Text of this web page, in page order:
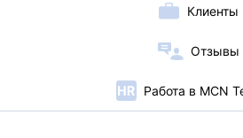
Клиенты
Отзывы
Работа в MCN